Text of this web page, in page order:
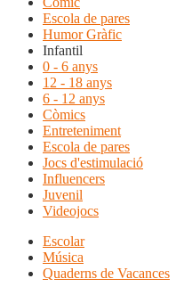
Escola de pares
Humor Gràfic
Infantil
0 - 6 anys
12 - 18 anys
6 - 12 anys
Còmics
Entreteniment
Escola de pares
Jocs d'estimulació
Influencers
Juvenil
Videojocs
Escolar
Música
Quaderns de Vacances